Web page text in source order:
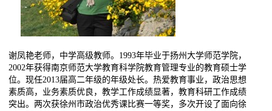
谢凤艳老师，中学高级教师。1993年毕业于扬州大学师范学院，
2002年获得南京师范大学教育科学院教育管理专业的教育硕士学
位。现任2013届高二年级的年级处长。热爱教育事业，政治思想
素质高，业务素质优良，教学工作成绩显著，教育科研工作成绩
突出。两次获徐州市政治优秀课比赛一等奖，多次开设了面向徐